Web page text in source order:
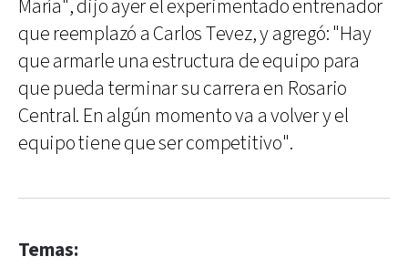
María", dijo ayer el experimentado entrenador
que reemplazó a Carlos Tevez, y agregó: "Hay
que armarle una estructura de equipo para
que pueda terminar su carrera en Rosario
Central. En algún momento va a volver y el
equipo tiene que ser competitivo".
Temas: